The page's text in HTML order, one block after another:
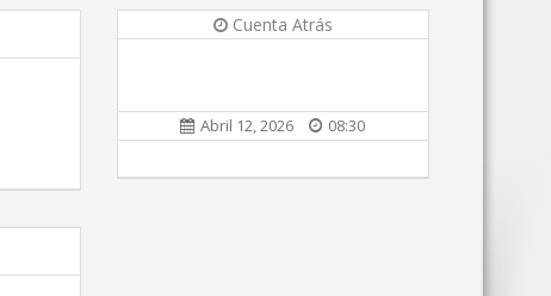
Cuenta Atrás
Abril 12, 2026 08:30